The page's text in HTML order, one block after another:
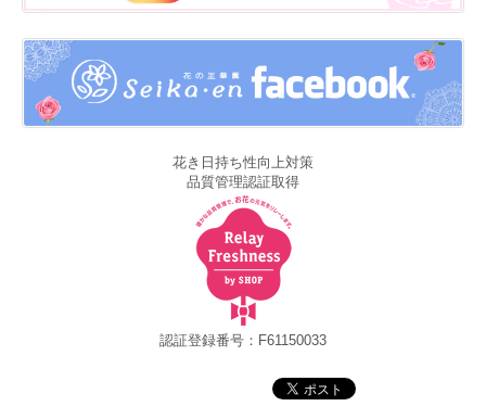
花き日持ち性向上対策
品質管理認証取得
認証登録番号：F61150033